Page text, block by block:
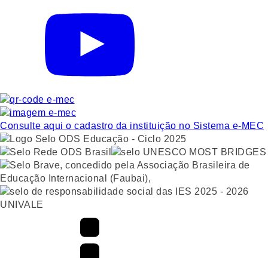
Consulte aqui o cadastro da instituição no Sistema e-MEC
UNIVALE